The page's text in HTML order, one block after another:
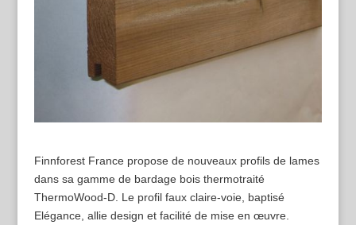
Finnforest France propose de nouveaux profils de lames
dans sa gamme de bardage bois thermotraité
ThermoWood-D. Le profil faux claire-voie, baptisé
Elégance, allie design et facilité de mise en œuvre.